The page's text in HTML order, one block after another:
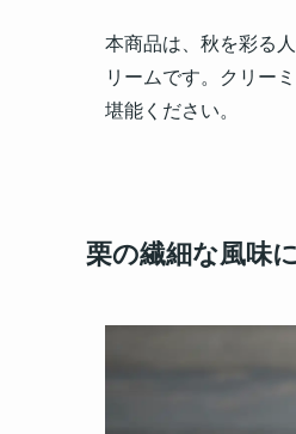
本商品は、秋を彩る
リームです。クリー
堪能ください。
栗の繊細な風味